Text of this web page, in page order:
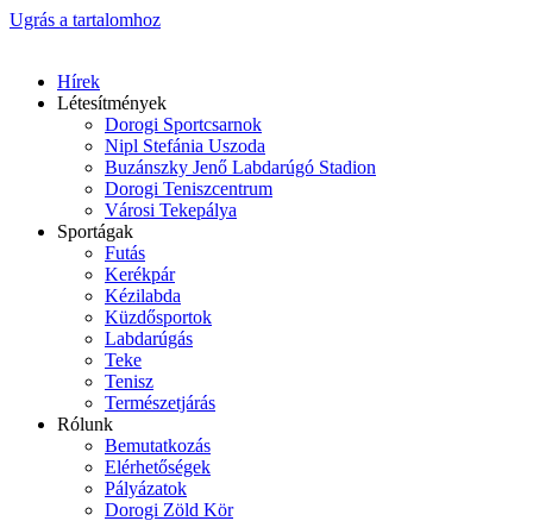
Ugrás a tartalomhoz
Hírek
Létesítmények
Dorogi Sportcsarnok
Nipl Stefánia Uszoda
Buzánszky Jenő Labdarúgó Stadion
Dorogi Teniszcentrum
Városi Tekepálya
Sportágak
Futás
Kerékpár
Kézilabda
Küzdősportok
Labdarúgás
Teke
Tenisz
Természetjárás
Rólunk
Bemutatkozás
Elérhetőségek
Pályázatok
Dorogi Zöld Kör